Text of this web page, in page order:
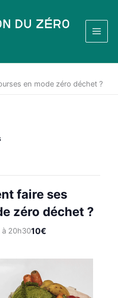
du Zéro
en mode zéro déchet ?
faire ses
zéro déchet ?
à 20h3010€